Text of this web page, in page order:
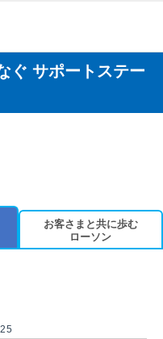
ぐ サポートステー
お客さまと共に歩む
ローソン